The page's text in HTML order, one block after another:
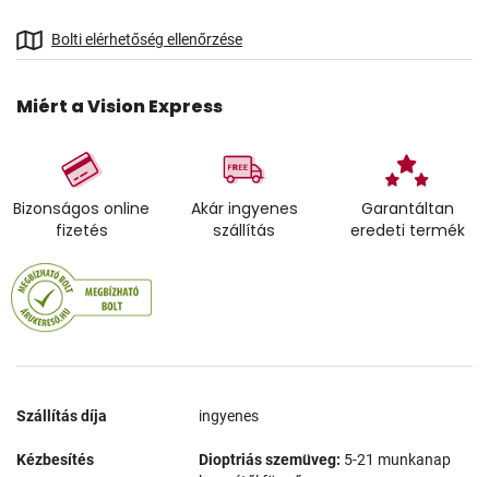
Bolti elérhetőség ellenőrzése
Miért a Vision Express
Bizonságos online
fizetés
Akár ingyenes
szállítás
Garantáltan
eredeti termék
Szállítás díja ingyenes
Kézbesítés Dioptriás szemüveg: 5-21 munkanap